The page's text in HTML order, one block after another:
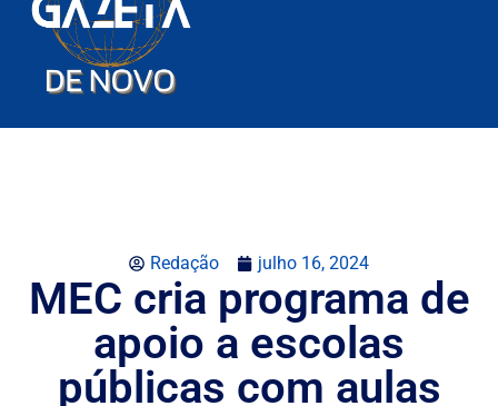
Redação julho 16, 2024
MEC cria programa de
apoio a escolas
públicas com aulas